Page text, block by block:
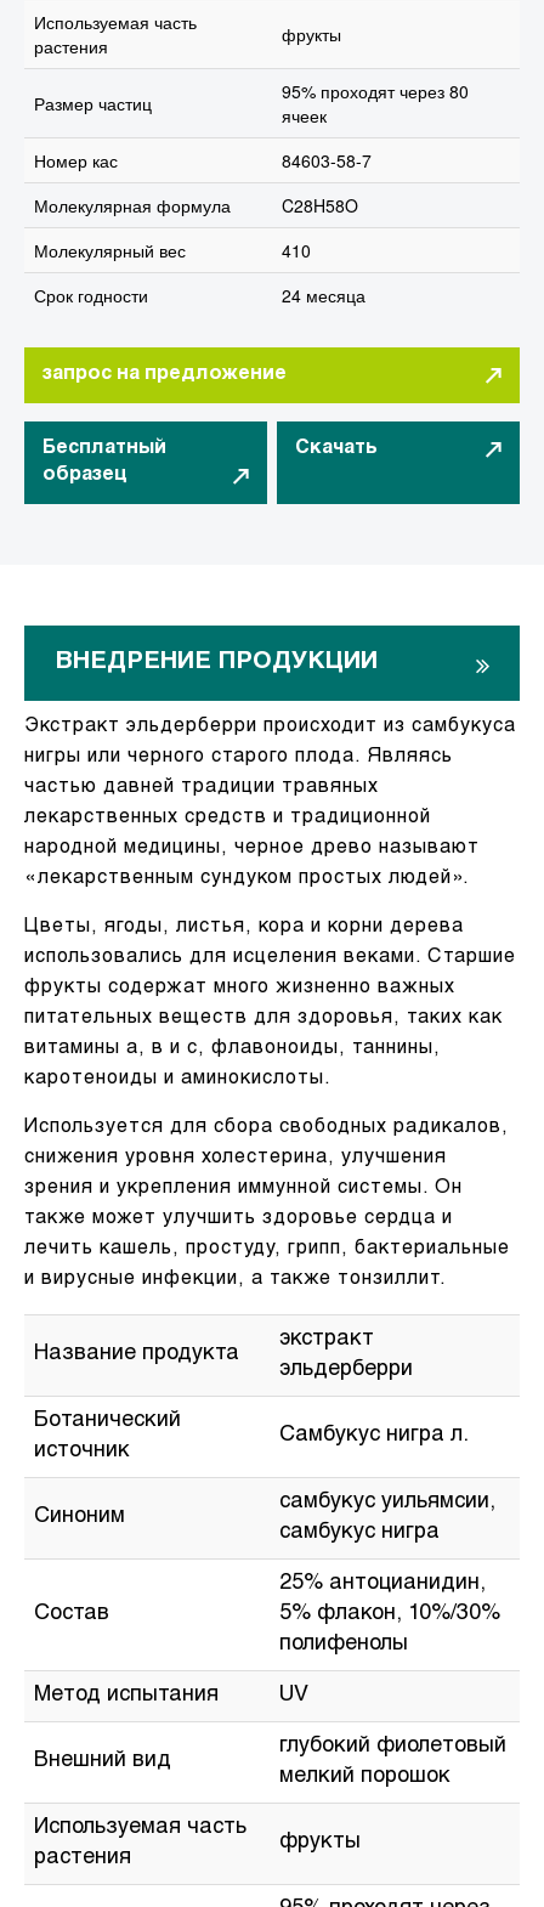
Используемая часть
растения
фрукты
Размер частиц
95% проходят через 80
ячеек
Номер кас
84603-58-7
Молекулярная формула
C28H58O
Молекулярный вес
410
Срок годности
24 месяца
запрос на предложение
Бесплатный
образец
Скачать
ВНЕДРЕНИЕ ПРОДУКЦИИ
Экстракт эльдерберри происходит из самбукуса
нигры или черного старого плода. Являясь
частью давней традиции травяных
лекарственных средств и традиционной
народной медицины, черное древо называют
«лекарственным сундуком простых людей».
Цветы, ягоды, листья, кора и корни дерева
использовались для исцеления веками. Старшие
фрукты содержат много жизненно важных
питательных веществ для здоровья, таких как
витамины а, в и с, флавоноиды, таннины,
каротеноиды и аминокислоты.
Используется для сбора свободных радикалов,
снижения уровня холестерина, улучшения
зрения и укрепления иммунной системы. Он
также может улучшить здоровье сердца и
лечить кашель, простуду, грипп, бактериальные
и вирусные инфекции, а также тонзиллит.
Название продукта
экстракт
эльдерберри
Ботанический
источник
Самбукус нигра л.
Синоним
самбукус уильямсии,
самбукус нигра
Состав
25% антоцианидин,
5% флакон, 10%/30%
полифенолы
Метод испытания UV
Внешний вид
глубокий фиолетовый
мелкий порошок
Используемая часть
растения
фрукты